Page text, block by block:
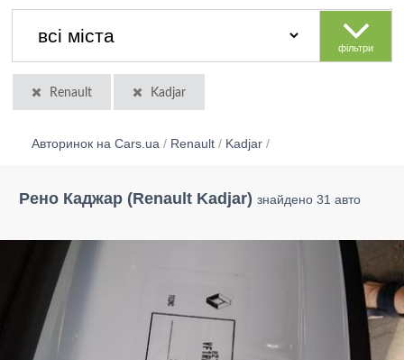
фільтри
Renault Kadjar
Авторинок на Cars.ua / Renault / Kadjar /
Рено Каджар (Renault Kadjar) знайдено 31 авто